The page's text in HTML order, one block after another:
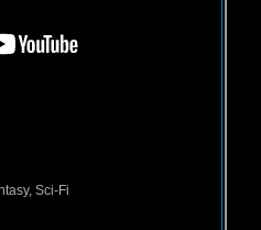
Sci-Fi